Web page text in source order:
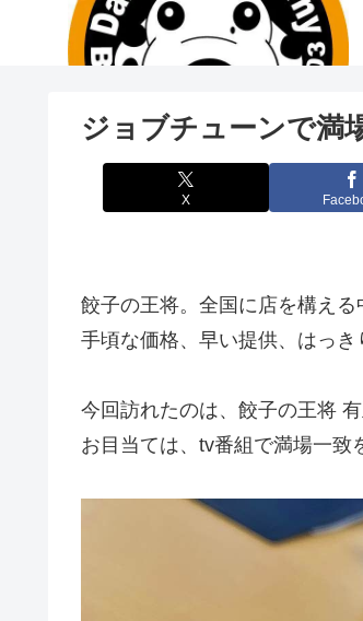
ジョブチューンで満
X
餃子の王将。全国に店を構える
手頃な価格、早い提供、はっき
今回訪れたのは、餃子の王将 有
お目当ては、tv番組で満場一致